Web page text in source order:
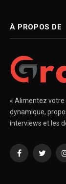
À PROPOS DE
« Alimentez
dynamique,
interviews et les
FacebookTwitter